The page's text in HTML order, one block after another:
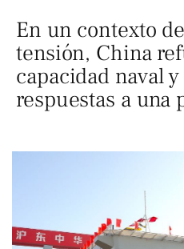
En un contexto
tensión, China
capacidad naval
respuestas a una